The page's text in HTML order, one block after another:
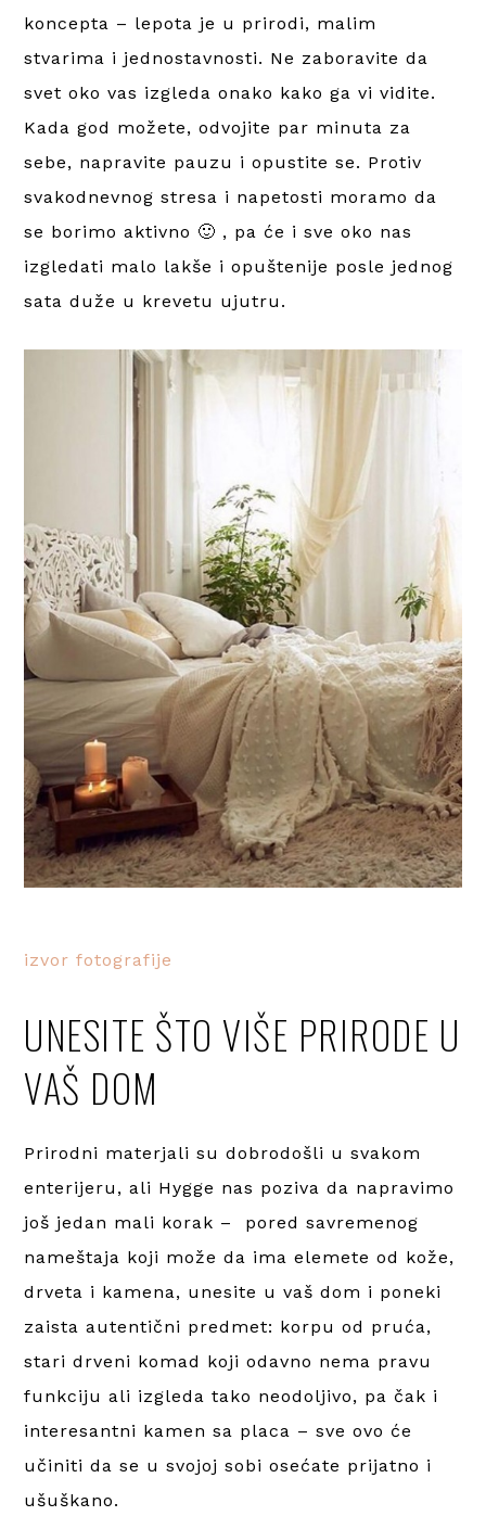
koncepta – lepota je u prirodi, malim
stvarima i jednostavnosti. Ne zaboravite da
svet oko vas izgleda onako kako ga vi vidite.
Kada god možete, odvojite par minuta za
sebe, napravite pauzu i opustite se. Protiv
svakodnevnog stresa i napetosti moramo da
se borimo aktivno 🙂 , pa će i sve oko nas
izgledati malo lakše i opuštenije posle jednog
sata duže u krevetu ujutru.
izvor fotografije
UNESITE ŠTO VIŠE PRIRODE U
VAŠ DOM
Prirodni materjali su dobrodošli u svakom
enterijeru, ali Hygge nas poziva da napravimo
još jedan mali korak – pored savremenog
nameštaja koji može da ima elemete od kože,
drveta i kamena, unesite u vaš dom i poneki
zaista autentični predmet: korpu od pruća,
stari drveni komad koji odavno nema pravu
funkciju ali izgleda tako neodoljivo, pa čak i
interesantni kamen sa placa – sve ovo će
učiniti da se u svojoj sobi osećate prijatno i
ušuškano.